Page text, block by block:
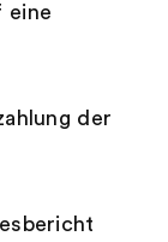
eine
der